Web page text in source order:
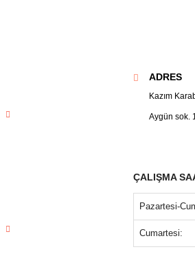
ADRES
Kazım
Aygün sok.
ÇALIŞMA
Pazartesi-
Cumartesi: